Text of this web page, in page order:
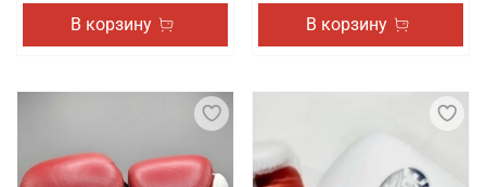
В корзину В корзину